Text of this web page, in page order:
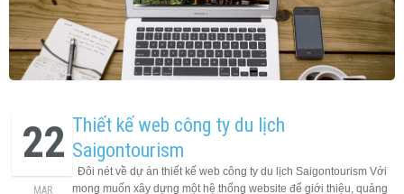
22
MAR
Thiết kế web công ty du lịch
Saigontourism
Đôi nét về dự án thiết kế web công ty du lịch Saigontourism Với
mong muốn xây dựng một hệ thống website để giới thiệu, quảng